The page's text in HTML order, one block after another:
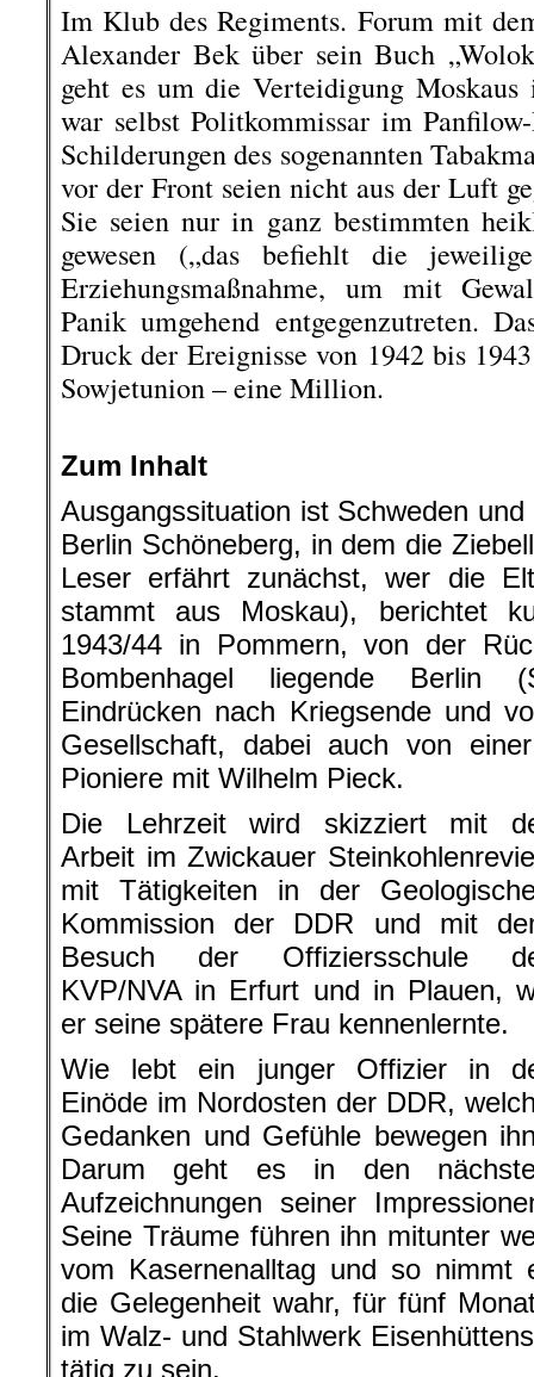
Im Klub des Regiments. Forum mit
Alexander Bek über sein Buch
geht es um die Verteidigung
war selbst Politkommissar im
Schilderungen des sogenannten
vor der Front seien nicht aus der Luft
Sie seien nur in ganz bestimmten
gewesen („das befiehlt die
Erziehungsmaßnahme, um mit
Panik umgehend entgegenzutreten.
Druck der Ereignisse von 1942 bis
Sowjetunion – eine Million.
Zum Inhalt
Ausgangssituation ist Schweden
Berlin Schöneberg, in dem die
Leser erfährt zunächst, wer die
stammt aus Moskau), berichtet
1943/44 in Pommern, von der
Bombenhagel liegende Berlin
Eindrücken nach Kriegsende und
Gesellschaft, dabei auch von
Pioniere mit Wilhelm Pieck.
Die Lehrzeit wird skizziert mit
Arbeit im Zwickauer
mit Tätigkeiten in der
Kommission der DDR und mit
Besuch der Offiziersschule
KVP/NVA in Erfurt und in Plauen,
er seine spätere Frau kennenlernte.
Wie lebt ein junger Offizier in
Einöde im Nordosten der DDR,
Gedanken und Gefühle bewegen
Darum geht es in den
Aufzeichnungen seiner
Seine Träume führen ihn mitunter
vom Kasernenalltag und so nimmt
die Gelegenheit wahr, für fünf
im Walz- und Stahlwerk
tätig zu sein.